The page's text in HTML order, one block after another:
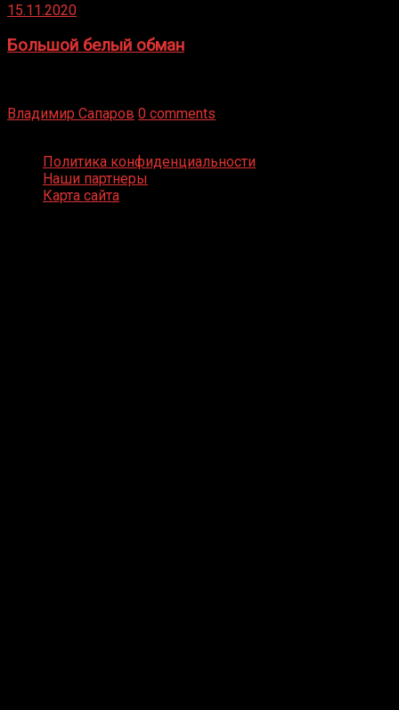
15.11.2020
Большой белый обман
Владимир Сапаров 0 comments
Политика конфиденциальности
Наши партнеры
Карта сайта